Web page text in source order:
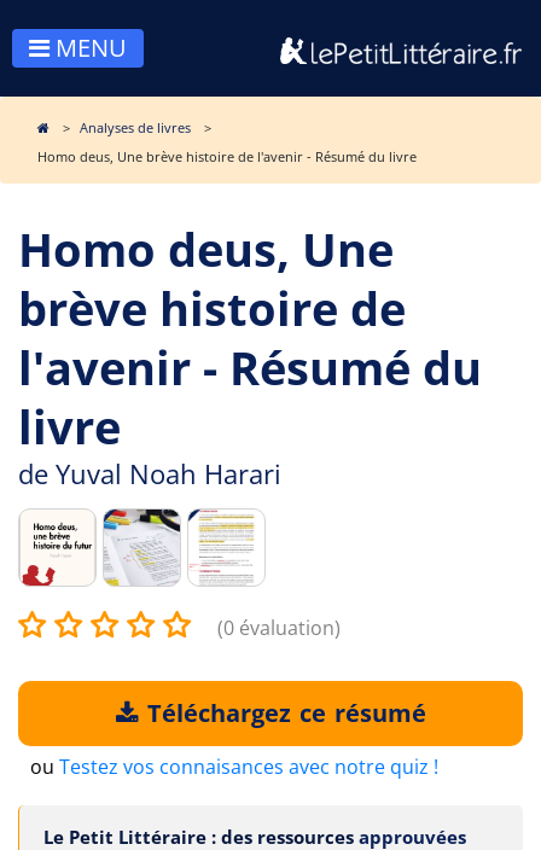
MENU
Analyses de livres
Homo deus, Une brève histoire de l'avenir - Résumé du livre
Homo deus, Une
brève histoire de
l'avenir - Résumé du
livre
de Yuval Noah Harari
(0 évaluation)
Téléchargez ce résumé
ou Testez vos connaisances avec notre quiz !
Le Petit Littéraire : des ressources approuvées